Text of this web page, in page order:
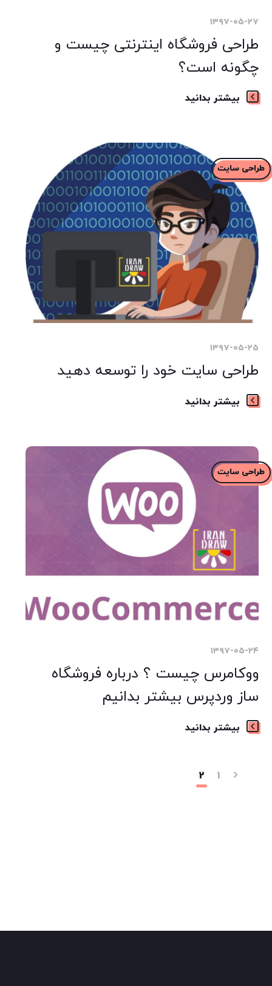
۱۳۹۷-۰۵-۲۷
طراحی فروشگاه اینترنتی چیست و
چگونه است؟
بیشتر بدانید
طراحی سایت
۱۳۹۷-۰۵-۲۵
طراحی سایت خود را توسعه دهید
بیشتر بدانید
طراحی سایت
۱۳۹۷-۰۵-۲۴
ووکامرس چیست ؟ درباره فروشگاه
ساز وردپرس بیشتر بدانیم
بیشتر بدانید
1
2